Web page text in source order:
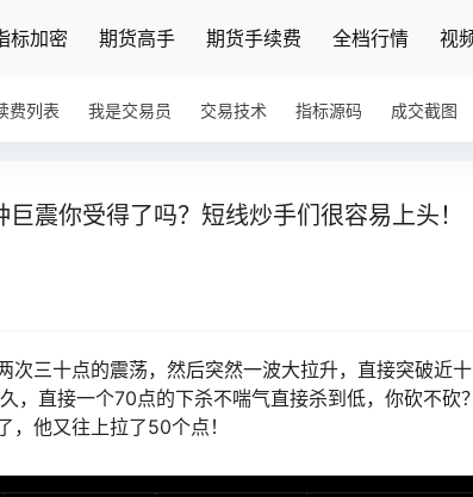
标加密 期货高手 期货手续费 全档行情 视
费列表 我是交易员 交易技术 指标源码 成交截图
震你受得了吗？短线炒手们很容易上头！
次三十点的震荡，然后突然一波大拉升，直接突破近
，直接一个70点的下杀不喘气直接杀到低，你砍不砍
他又往上拉了50个点！